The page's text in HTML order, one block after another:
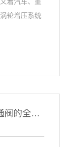
着汽车、重
轮增压系统
从燃油到混动 汽车涡轮增压器旁通阀的全车型适配革命